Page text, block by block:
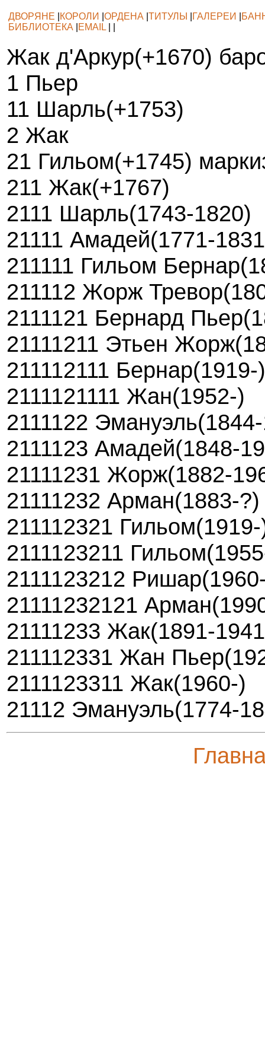
ДВОРЯНЕ КОРОЛИ ОРДЕНА ТИТУЛЫ ГАЛЕРЕИ
БИБЛИОТЕКА
EMAIL
Жак д'Аркур(+1670)
1 Пьер
11 Шарль(+1753)
2 Жак
21 Гильом(+1745)
211 Жак(+1767)
2111 Шарль(1743-1820)
21111 Амадей(1771-
211111 Гильом
211112 Жорж
2111121 Бернард
21111211 Этьен
211112111 Бернар(1919-)
2111121111 Жан(1952-)
2111122
2111123 Амадей(1848-
21111231 Жорж(1882-
21111232 Арман(1883-?)
211112321
2111123211
2111123212
21111232121
21111233 Жак(1891-
211112331 Жан
2111123311 Жак(1960-)
21112 Эмануэль(1774-